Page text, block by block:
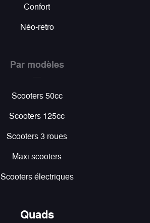
Confort
Néo-retro
Par modèles
Scooters 50cc
Scooters 125cc
Scooters 3 roues
Maxi scooters
Scooters électriques
Quads